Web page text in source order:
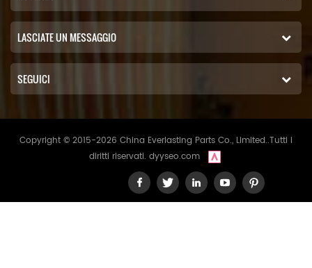
LASCIATE UN MESSAGGIO
SEGUICI
Copyright © 2015-2026 China Everlasting Parts Co., Limited..Tutti i
diritti riservati. dyyseo.com